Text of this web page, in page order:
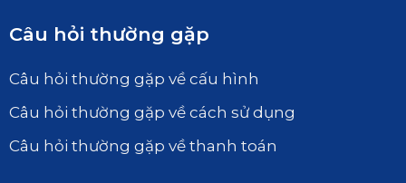
Câu hỏi thường gặp
Câu hỏi thường gặp về cấu hình
Câu hỏi thường gặp về cách sử dụng
Câu hỏi thường gặp về thanh toán